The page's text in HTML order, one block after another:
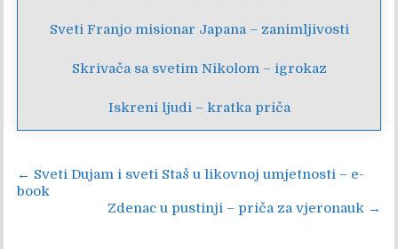
Sveti Franjo misionar Japana – zanimljivosti
Skrivača sa svetim Nikolom – igrokaz
Iskreni ljudi – kratka priča
Navigacija
objava
← Sveti Dujam i sveti Staš u likovnoj umjetnosti – e-
book
Zdenac u pustinji – priča za vjeronauk →